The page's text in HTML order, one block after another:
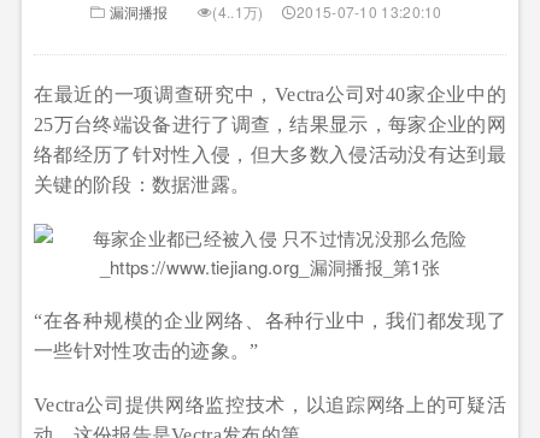
漏洞播报 (4..1万) 2015-07-10 13:20:10
在最近的一项调查研究中，Vectra公司对40家企业中的
25万台终端设备进行了调查，结果显示，每家企业的网
络都经历了针对性入侵，但大多数入侵活动没有达到最
关键的阶段：数据泄露。
“在各种规模的企业网络、各种行业中，我们都发现了
一些针对性攻击的迹象。”
Vectra公司提供网络监控技术，以追踪网络上的可疑活